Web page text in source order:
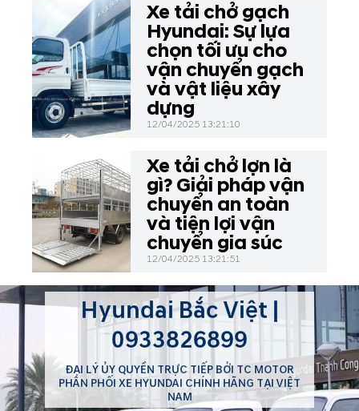
Xe tải chở gạch
Hyundai: Sự lựa
chọn tối ưu cho
vận chuyển gạch
và vật liệu xây
dựng
12/04/2025 13:21:10
Xe tải chở lợn là
gì? Giải pháp vận
chuyển an toàn
và tiện lợi vận
chuyển gia súc
12/04/2025 13:21:51
Hyundai Bắc Việt |
0933826899
ĐẠI LÝ ỦY QUYỀN TRỰC TIẾP BỞI TC MOTOR
PHÂN PHỐI XE HYUNDAI CHÍNH HÃNG TẠI VIỆT
NAM